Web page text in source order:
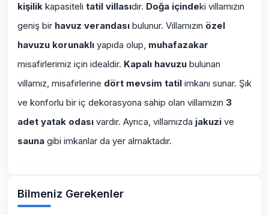
kişilik kapasiteli tatil villasıdır. Doğa içindeki villamızın
geniş bir havuz verandası bulunur. Villamızın özel
havuzu korunaklı yapıda olup, muhafazakar
misafirlerimiz için idealdir. Kapalı havuzu bulunan
villamız, misafirlerine dört mevsim tatil imkanı sunar. Şık
ve konforlu bir iç dekorasyona sahip olan villamızın 3
adet yatak odası vardır. Ayrıca, villamızda jakuzi ve
sauna gibi imkanlar da yer almaktadır.
Bilmeniz Gerekenler